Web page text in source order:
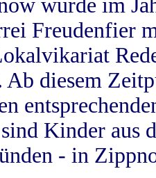
wurde im
Freudenfier
diesem
Kinder aus
- in